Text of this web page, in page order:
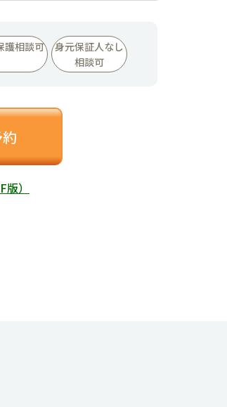
護相談可
身元保証人なし
相談可
）